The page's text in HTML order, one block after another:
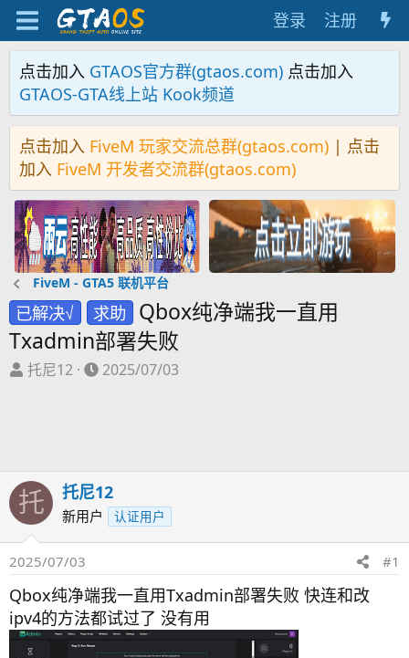
登录 注册
点击加入 GTAOS官方群(gtaos.com) 点击加入
GTAOS-GTA线上站 Kook频道
点击加入 FiveM 玩家交流总群(gtaos.com) | 点击
加入 FiveM 开发者交流群(gtaos.com)
FiveM - GTA5 联机平台
已解决√ 求助
Qbox纯净端我一直用
Txadmin部署失败
主
托尼12
开
2025/07/03
托 托尼12
新用户 认证用户
2025/07/03 #1
Qbox纯净端我一直用Txadmin部署失败 快连和改
ipv4的方法都试过了 没有用